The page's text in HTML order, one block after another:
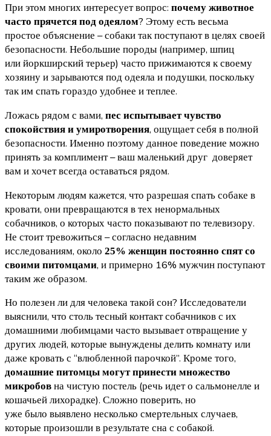
При этом многих интересует вопрос: почему животное
часто прячется под одеялом? Этому есть весьма
простое объяснение – собаки так поступают в целях своей
безопасности. Небольшие породы (например, шпиц
или йоркширский терьер) часто прижимаются к своему
хозяину и зарываются под одеяла и подушки, поскольку
так им спать гораздо удобнее и теплее.
Ложась рядом с вами, пес испытывает чувство
спокойствия и умиротворения, ощущает себя в полной
безопасности. Именно поэтому данное поведение можно
принять за комплимент – ваш маленький друг доверяет
вам и хочет всегда оставаться рядом.
Некоторым людям кажется, что разрешая спать собаке в
кровати, они превращаются в тех ненормальных
собачников, о которых часто показывают по телевизору.
Не стоит тревожиться – согласно недавним
исследованиям, около 25% женщин постоянно спят со
своими питомцами, и примерно 16% мужчин поступают
таким же образом.
Но полезен ли для человека такой сон? Исследователи
выяснили, что столь тесный контакт собачников с их
домашними любимцами часто вызывает отвращение у
других людей, которые вынуждены делить комнату или
даже кровать с “влюбленной парочкой”. Кроме того,
домашние питомцы могут принести множество
микробов на чистую постель (речь идет о сальмонелле и
кошачьей лихорадке). Сложно поверить, но
уже было выявлено несколько смертельных случаев,
которые произошли в результате сна с собакой.